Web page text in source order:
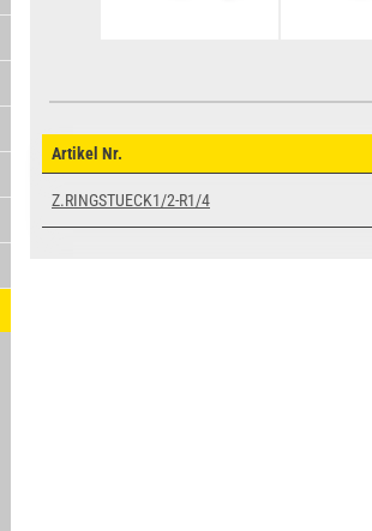
Artikel Nr.
Z.RINGSTUECK1/2-R1/4